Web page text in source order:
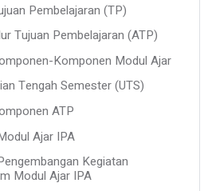
Pembelajaran (TP)
Tujuan Pembelajaran (ATP)
Komponen Modul Ajar
Tengah Semester (UTS)
ATP
Ajar IPA
Kegiatan
Modul Ajar IPA